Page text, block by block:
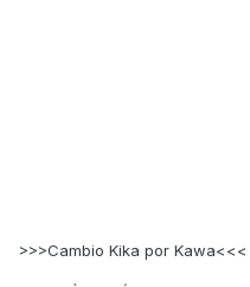
>>>Cambio Kika por Kawa<<<